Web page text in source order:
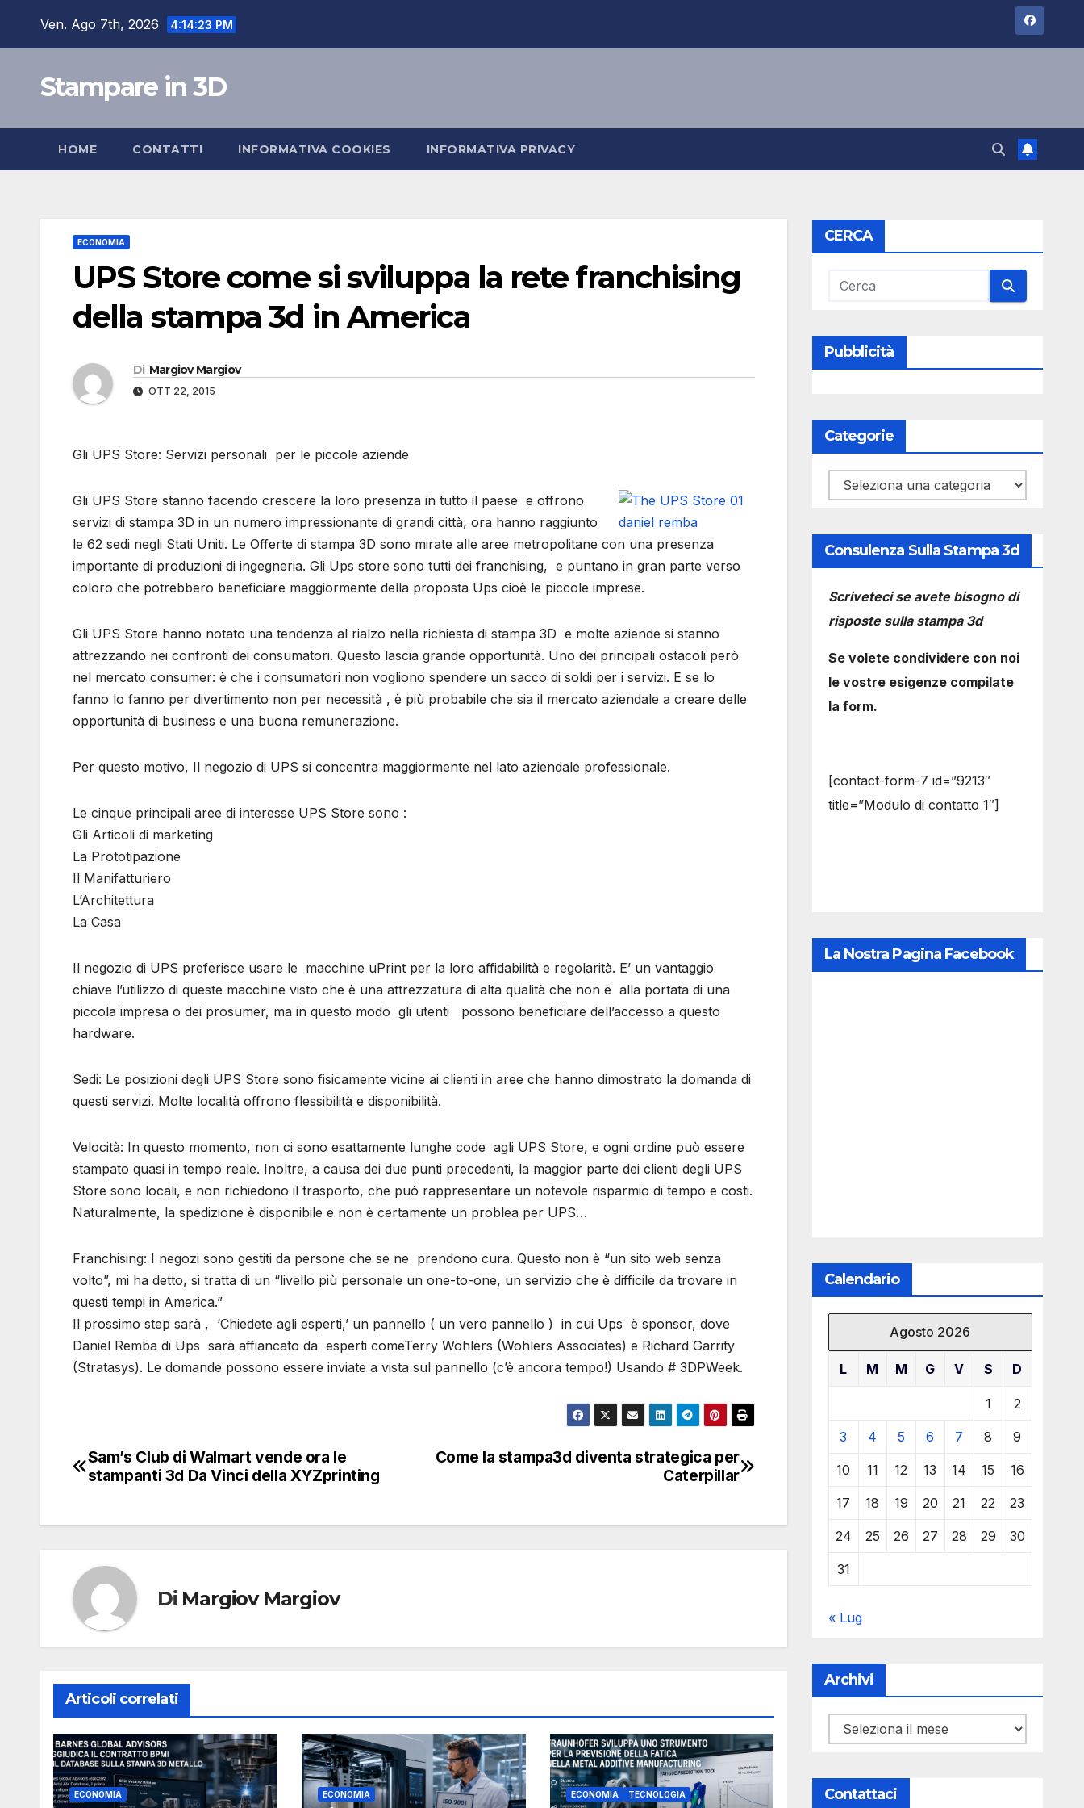
Ven. Ago 7th, 2026 4:14:23 PM
Stampare in 3D
HOME CONTATTI INFORMATIVA COOKIES INFORMATIVA PRIVACY
ECONOMIA
UPS Store come si sviluppa la rete franchising
della stampa 3d in America
Di Margiov Margiov
OTT 22, 2015
Gli UPS Store: Servizi personali per le piccole aziende
Gli UPS Store stanno facendo crescere la loro presenza in tutto il paese e offrono
servizi di stampa 3D in un numero impressionante di grandi città, ora hanno raggiunto
le 62 sedi negli Stati Uniti. Le Offerte di stampa 3D sono mirate alle aree metropolitane con una presenza
importante di produzioni di ingegneria. Gli Ups store sono tutti dei franchising, e puntano in gran parte verso
coloro che potrebbero beneficiare maggiormente della proposta Ups cioè le piccole imprese.
Gli UPS Store hanno notato una tendenza al rialzo nella richiesta di stampa 3D e molte aziende si stanno
attrezzando nei confronti dei consumatori. Questo lascia grande opportunità. Uno dei principali ostacoli però
nel mercato consumer: è che i consumatori non vogliono spendere un sacco di soldi per i servizi. E se lo
fanno lo fanno per divertimento non per necessità , è più probabile che sia il mercato aziendale a creare delle
opportunità di business e una buona remunerazione.
Per questo motivo, Il negozio di UPS si concentra maggiormente nel lato aziendale professionale.
Le cinque principali aree di interesse UPS Store sono :
Gli Articoli di marketing
La Prototipazione
Il Manifatturiero
L’Architettura
La Casa
Il negozio di UPS preferisce usare le macchine uPrint per la loro affidabilità e regolarità. E’ un vantaggio
chiave l’utilizzo di queste macchine visto che è una attrezzatura di alta qualità che non è alla portata di una
piccola impresa o dei prosumer, ma in questo modo gli utenti possono beneficiare dell’accesso a questo
hardware.
Sedi: Le posizioni degli UPS Store sono fisicamente vicine ai clienti in aree che hanno dimostrato la domanda di
questi servizi. Molte località offrono flessibilità e disponibilità.
Velocità: In questo momento, non ci sono esattamente lunghe code agli UPS Store, e ogni ordine può essere
stampato quasi in tempo reale. Inoltre, a causa dei due punti precedenti, la maggior parte dei clienti degli UPS
Store sono locali, e non richiedono il trasporto, che può rappresentare un notevole risparmio di tempo e costi.
Naturalmente, la spedizione è disponibile e non è certamente un problea per UPS…
Franchising: I negozi sono gestiti da persone che se ne prendono cura. Questo non è “un sito web senza
volto”, mi ha detto, si tratta di un “livello più personale un one-to-one, un servizio che è difficile da trovare in
questi tempi in America.”
Il prossimo step sarà , ‘Chiedete agli esperti,’ un pannello ( un vero pannello ) in cui Ups è sponsor, dove
Daniel Remba di Ups sarà affiancato da esperti comeTerry Wohlers (Wohlers Associates) e Richard Garrity
(Stratasys). Le domande possono essere inviate a vista sul pannello (c’è ancora tempo!) Usando # 3DPWeek.
Navigazione
Come la stampa3d diventa strategica per
Caterpillar
Sam’s Club di Walmart vende ora le
stampanti 3d Da Vinci della XYZprinting
Di Margiov Margiov
Articoli correlati
ECONOMIA ECONOMIA ECONOMIA TECNOLOGIA
CERCA
Pubblicità
Categorie
Categorie
Consulenza Sulla Stampa 3d
Scriveteci se avete bisogno di
risposte sulla stampa 3d
Se volete condividere con noi
le vostre esigenze compilate
la form.
[contact-form-7 id=”9213″
title=”Modulo di contatto 1″]
La Nostra Pagina Facebook
Calendario
Agosto 2026
L M M G V S D
1 2
3 4 5 6 7 8 9
10 11 12 13 14 15 16
17 18 19 20 21 22 23
24 25 26 27 28 29 30
31
« Lug
Archivi
Archivi
Contattaci